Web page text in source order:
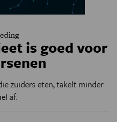
is goed voor
zuiders eten, takelt minder
af.